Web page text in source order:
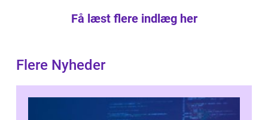
Få læst flere indlæg her
Flere Nyheder